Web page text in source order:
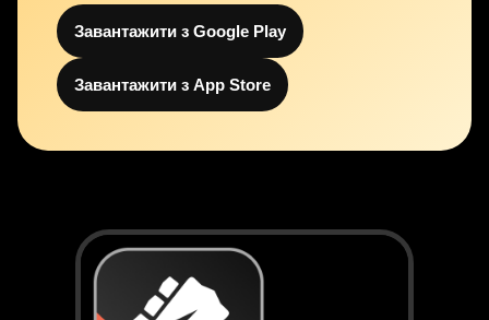
Завантажити з Google Play
Завантажити з App Store